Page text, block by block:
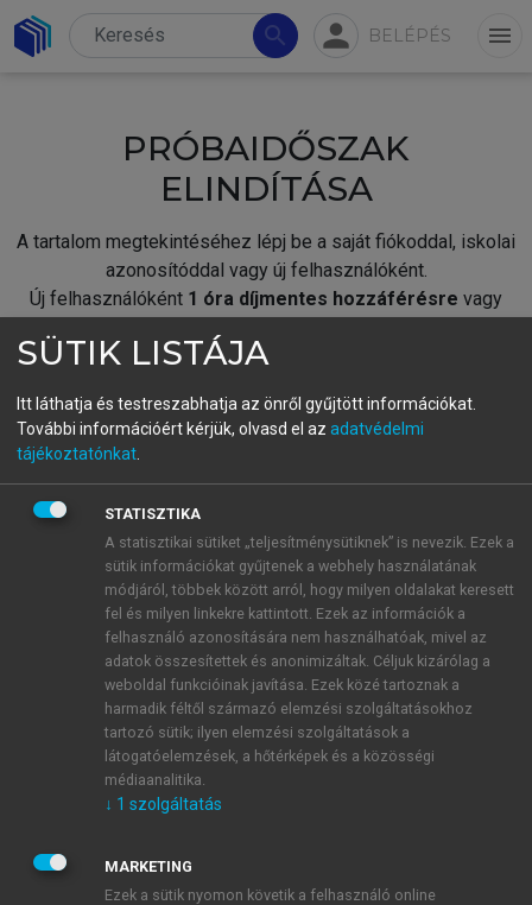
search person BELÉPÉS menu
PRÓBAIDŐSZAK
ELINDÍTÁSA
A tartalom megtekintéséhez lépj be a saját fiókoddal, iskolai
azonosítóddal vagy új felhasználóként.
Új felhasználóként 1 óra díjmentes hozzáférésre vagy
fiókoddal,vagy hozz létre új fiókot.
A regisztráció után apróbaidőszakautomatikusan
BELÉPÉS SAJÁT FIÓKKAL
ÚJ FIÓK LÉTREHOZÁSA
1 óra díjmentes hozzáférés
E-MAIL-CÍM
JELSZÓ
SÜTIK LISTÁJA
Itt láthatja és testreszabhatja az önről gyűjtött információkat.
További információért kérjük, olvasd el az adatvédelmi
tájékoztatónkat
STATISZTIKA
A statisztikai sütiket „teljesítménysütiknek” is nevezik. Ezek a
sütik információkat gyűjtenek a webhely használatának
módjáról, többek között arról, hogy milyen oldalakat keresett
fel és milyen linkekre kattintott. Ezek az információk a
felhasználó azonosítására nem használhatóak, mivel az
adatok összesítettek és anonimizáltak. Céljuk kizárólag a
weboldal funkcióinak javítása. Ezek közé tartoznak a
harmadik féltől származó elemzési szolgáltatásokhoz
tartozó sütik; ilyen elemzési szolgáltatások a
látogatóelemzések, a hőtérképek és a közösségi
médiaanalitika.
↓ 1 szolgáltatás
MARKETING
Ezek a sütik nyomon követik a felhasználó online